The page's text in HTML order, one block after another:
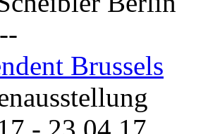
Brussels